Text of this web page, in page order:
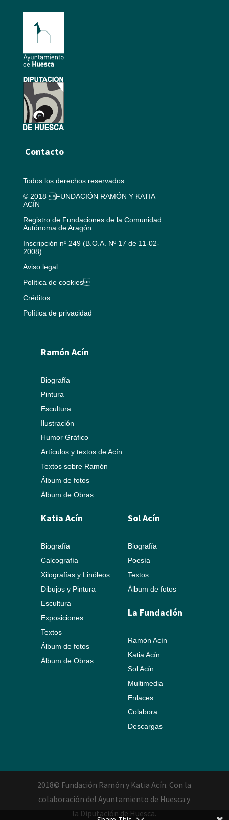
Contacto
Todos los derechos reservados
© 2018 FUNDACIÓN RAMÓN Y KATIA
ACÍN
Registro de Fundaciones de la Comunidad
Autónoma de Aragón
Inscripción nº 249 (B.O.A. Nº 17 de 11-02-
2008)
Aviso legal
Política de cookies
Créditos
Política de privacidad
Ramón Acín
Biografía
Pintura
Escultura
Ilustración
Humor Gráfico
Artículos y textos de Acín
Textos sobre Ramón
Álbum de fotos
Álbum de Obras
Katia Acín
Biografía
Calcografía
Xilografías y Linóleos
Dibujos y Pintura
Escultura
Exposiciones
Textos
Álbum de fotos
Álbum de Obras
Sol Acín
Biografía
Poesía
Textos
Álbum de fotos
La Fundación
Ramón Acín
Katia Acín
Sol Acín
Multimedia
Enlaces
Colabora
Descargas
2018© Fundación Ramón y Katia Acín. Con la
colaboración del Ayuntamiento de Huesca y
la Diputación de Huesca.